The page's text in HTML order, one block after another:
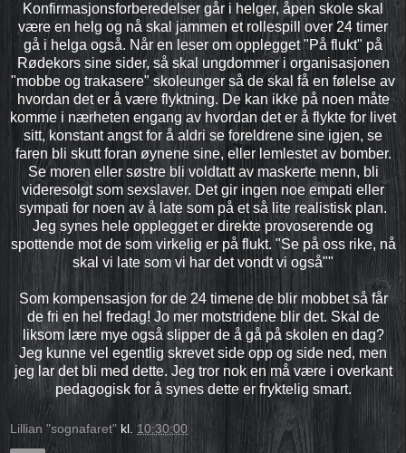
Konfirmasjonsforberedelser går i helger, åpen skole skal
være en helg og nå skal jammen et rollespill over 24 timer
gå i helga også. Når en leser om opplegget "På flukt" på
Rødekors sine sider, så skal ungdommer i organisasjonen
"mobbe og trakasere" skoleunger så de skal få en følelse av
hvordan det er å være flyktning. De kan ikke på noen måte
komme i nærheten engang av hvordan det er å flykte for livet
sitt, konstant angst for å aldri se foreldrene sine igjen, se
faren bli skutt foran øynene sine, eller lemlestet av bomber.
Se moren eller søstre bli voldtatt av maskerte menn, bli
videresolgt som sexslaver. Det gir ingen noe empati eller
sympati for noen av å late som på et så lite realistisk plan.
Jeg synes hele opplegget er direkte provoserende og
spottende mot de som virkelig er på flukt. "Se på oss rike, nå
skal vi late som vi har det vondt vi også""
Som kompensasjon for de 24 timene de blir mobbet så får
de fri en hel fredag! Jo mer motstridene blir det. Skal de
liksom lære mye også slipper de å gå på skolen en dag?
Jeg kunne vel egentlig skrevet side opp og side ned, men
jeg lar det bli med dette. Jeg tror nok en må være i overkant
pedagogisk for å synes dette er fryktelig smart.
Lillian "sognafaret" kl. 10:30:00